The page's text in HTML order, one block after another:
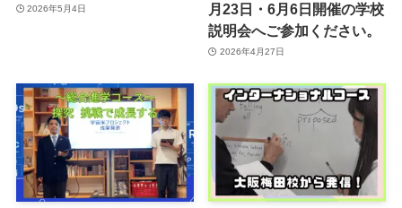
2026年5月4日
月23日・6月6日開催の学校
説明会へご参加ください。
2026年4月27日